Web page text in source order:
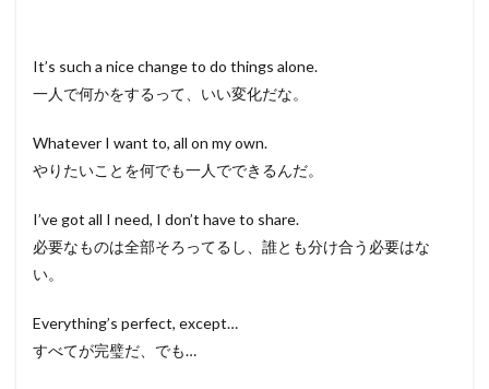
It’s such a nice change to do things alone.
一人で何かをするって、いい変化だな。
Whatever I want to, all on my own.
やりたいことを何でも一人でできるんだ。
I’ve got all I need, I don’t have to share.
必要なものは全部そろってるし、誰とも分け合う必要はな
い。
Everything’s perfect, except…
すべてが完璧だ、でも…